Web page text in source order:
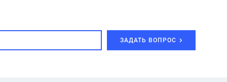
ЗАДАТЬ ВОПРОС